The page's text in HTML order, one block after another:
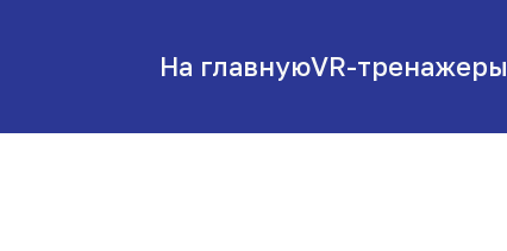
На главнуюVR-тренажеры